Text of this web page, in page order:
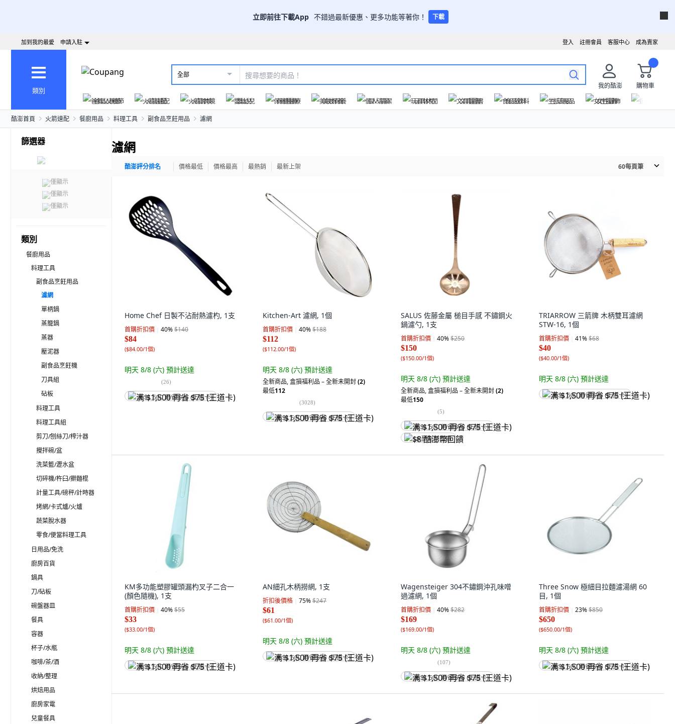
立即前往下載App 不錯過最新優惠、更多功能等著你！ 下載
成為賣家
客服中心
註冊會員
登入
加到我的最愛 申請入駐
類別
全部
我的酷澎
購物車
爸氣父親節
火箭速配 火箭跨境 嬰幼兒 保健醫療 美妝保養 個人清潔 玩具休閒 文具圖書 食品飲料 生活用品 女性服飾
酷澎首頁 火箭速配 餐廚用品 料理工具 副食品烹飪用品 濾網
篩選器
僅顯示
僅顯示
僅顯示
類別
餐廚用品
料理工具
副食品烹飪用品
濾網
單柄鍋
蒸籠鍋
蒸器
壓泥器
副食品烹飪機
刀具組
砧板
料理工具
料理工具組
剪刀/刨絲刀/榨汁器
攪拌碗/盆
洗菜籃/瀝水盆
切碎機/杵臼/擀麵棍
計量工具/磅秤/計時器
烤網/卡式爐/火爐
蔬菜脫水器
零食/便當料理工具
日用品/免洗
廚房百貨
鍋具
刀/砧板
碗盤器皿
餐具
容器
杯子/水瓶
咖啡/茶/酒
收納/整理
烘焙用品
廚房家電
兒童餐具
濾網
酷澎評分排名 價格最低 價格最高 最熱銷 最新上架 60每頁筆
Home Chef 日製不沾耐熱濾杓, 1支
首購折扣價 40%$140
$84
($84.00/1個)
明天 8/8 (六) 預計送達
(26)
满 $1,500 再省 $75 (王道卡)
Kitchen-Art 濾網, 1個
首購折扣價 40%$188
$112
($112.00/1個)
明天 8/8 (六) 預計送達
全新商品,盒損福利品 – 全新未開封(2)
最低112
(3028)
满 $1,500 再省 $75 (王道卡)
SALUS 佐藤金屬 槌目手感 不鏽鋼火
鍋濾勺, 1支
首購折扣價 40%$250
$150
($150.00/1個)
明天 8/8 (六) 預計送達
全新商品,盒損福利品 – 全新未開封(2)
最低150
(5)
满 $1,500 再省 $75 (王道卡)
$8 酷澎幣回饋
TRIARROW 三箭牌 木柄雙耳濾網
STW-16, 1個
首購折扣價 41%$68
$40
($40.00/1個)
明天 8/8 (六) 預計送達
满 $1,500 再省 $75 (王道卡)
KM多功能塑膠罐頭漏杓叉子二合一
(顏色隨機), 1支
首購折扣價 40%$55
$33
($33.00/1個)
明天 8/8 (六) 預計送達
满 $1,500 再省 $75 (王道卡)
AN細孔木柄撈網, 1支
折扣後價格 75%$247
$61
($61.00/1個)
明天 8/8 (六) 預計送達
满 $1,500 再省 $75 (王道卡)
Wagensteiger 304不鏽鋼沖孔味噌
過濾網, 1個
首購折扣價 40%$282
$169
($169.00/1個)
明天 8/8 (六) 預計送達
(107)
满 $1,500 再省 $75 (王道卡)
Three Snow 極細目拉麵濾湯網 60
目, 1個
首購折扣價 23%$850
$650
($650.00/1個)
明天 8/8 (六) 預計送達
满 $1,500 再省 $75 (王道卡)